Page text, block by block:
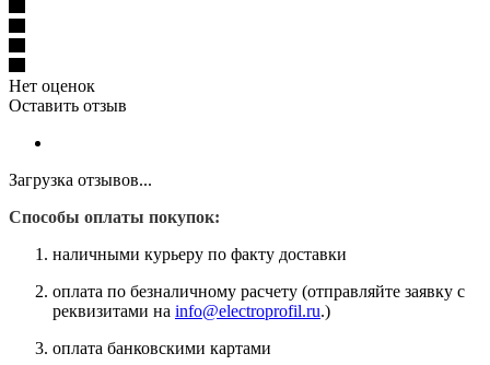
Нет оценок
Оставить отзыв
Загрузка отзывов...
Способы оплаты покупок:
наличными курьеру по факту доставки
оплата по безналичному расчету (отправляйте заявку с
реквизитами на info@electroprofil.ru.)
оплата банковскими картами